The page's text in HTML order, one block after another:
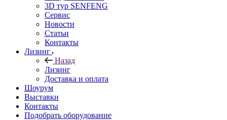
3D тур SENFENG
Сервис
Новости
Статьи
Контакты
Лизинг
Назад
Лизинг
Доставка и оплата
Шоурум
Выставки
Контакты
Подобрать оборудование